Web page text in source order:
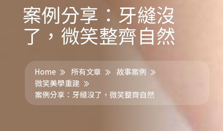
案例分享：牙縫沒
了，微笑整齊自然
Home 所有文章
故事案例
微笑美學重建
案例分享：牙縫沒了，微笑整齊自然